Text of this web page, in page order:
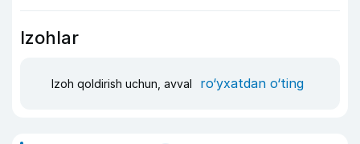
Izohlar
Izoh qoldirish uchun, avval ro‘yxatdan o‘ting